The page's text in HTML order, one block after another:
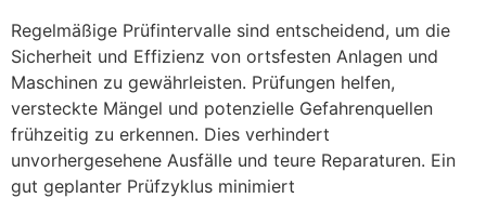
Regelmäßige Prüfintervalle sind entscheidend, um die
Sicherheit und Effizienz von ortsfesten Anlagen und
Maschinen zu gewährleisten. Prüfungen helfen,
versteckte Mängel und potenzielle Gefahrenquellen
frühzeitig zu erkennen. Dies verhindert
unvorhergesehene Ausfälle und teure Reparaturen. Ein
gut geplanter Prüfzyklus minimiert